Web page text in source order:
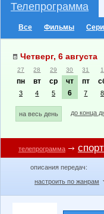
Телепрограмма
Все Фильмы
Четверг, 6 августа
27 28 29 30 31 1
пн вт ср чт пт
3 4 5 6 7 8
на весь день до конца
телепрограмма спорт
описания передач:
настроить по жанрам